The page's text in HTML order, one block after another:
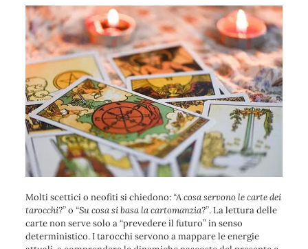
Molti scettici o neofiti si chiedono: “A cosa servono le carte dei
tarocchi?”o “Su cosa si basa la cartomanzia?”. La lettura delle
carte non serve solo a “prevedere il futuro” in senso
deterministico. I tarocchi servono a mappare le energie